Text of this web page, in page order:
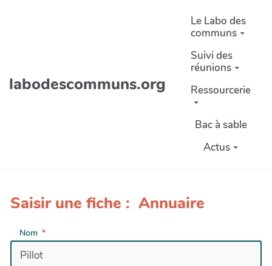
labodescommuns.org
Le Labo des
communs
Suivi des
réunions
Ressourcerie
Bac à sable
Actus
Saisir une fiche : Annuaire
Nom